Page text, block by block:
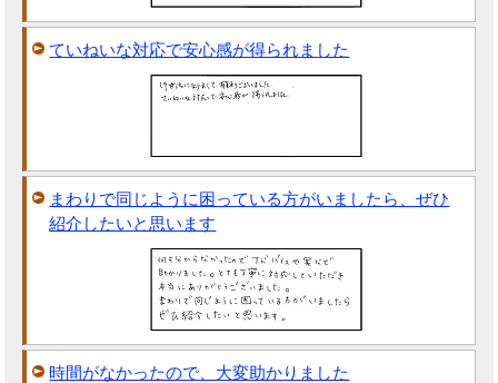
ていねいな対応で安心感が得られました
まわりで同じように困っている方がいましたら、ぜひ
紹介したいと思います
時間がなかったので、大変助かりました